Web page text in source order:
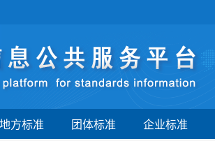
地方标准 团体标准 企业标准